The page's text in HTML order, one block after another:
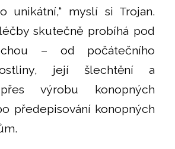
unikátní,“ myslí si Trojan.
skutečně probíhá pod
– od počátečního
její šlechtění a
výrobu konopných
předepisování konopných